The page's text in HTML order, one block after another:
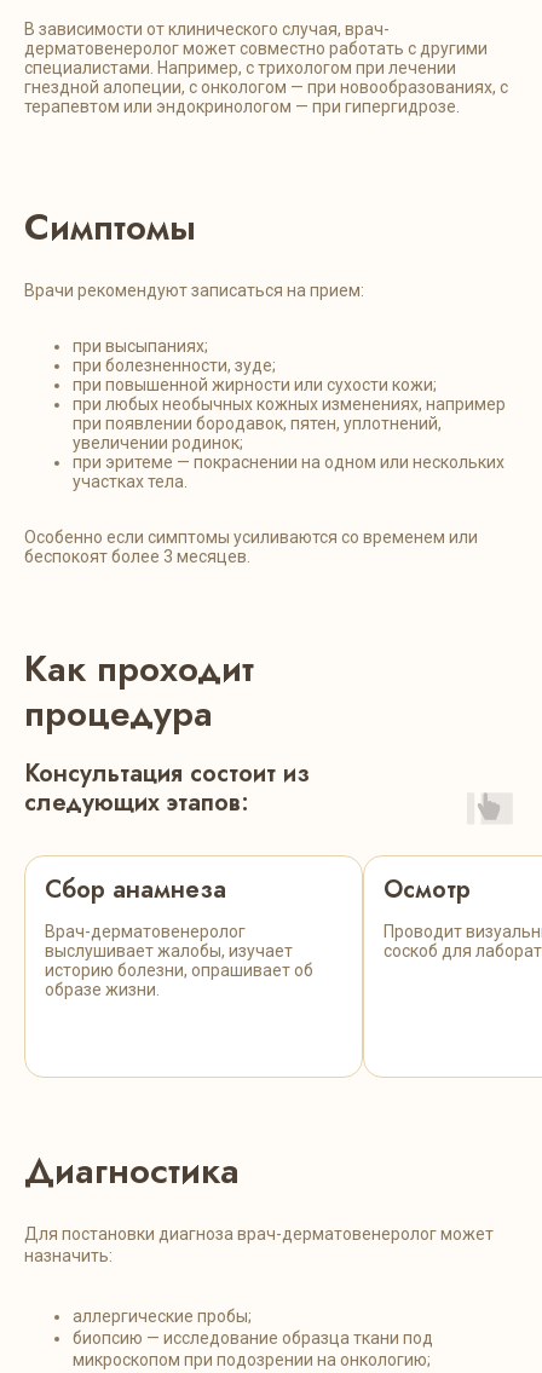
В зависимости от клинического случая, врач-
дерматовенеролог может совместно работать с другими
специалистами. Например, с трихологом при лечении
гнездной алопеции, с онкологом — при новообразованиях, с
терапевтом или эндокринологом — при гипергидрозе.
Симптомы
Врачи рекомендуют записаться на прием:
при высыпаниях;
при болезненности, зуде;
при повышенной жирности или сухости кожи;
при любых необычных кожных изменениях, например
при появлении бородавок, пятен, уплотнений,
увеличении родинок;
при эритеме — покраснении на одном или нескольких
участках тела.
Особенно если симптомы усиливаются со временем или
беспокоят более 3 месяцев.
Как проходит
процедура
Консультация состоит из
следующих этапов:
Сбор анамнеза
Врач-дерматовенеролог
выслушивает жалобы, изучает
историю болезни, опрашивает об
образе жизни.
Осмотр
Проводит
соскоб для
Диагностика
Для постановки диагноза врач-дерматовенеролог может
назначить:
аллергические пробы;
биопсию — исследование образца ткани под
микроскопом при подозрении на онкологию;